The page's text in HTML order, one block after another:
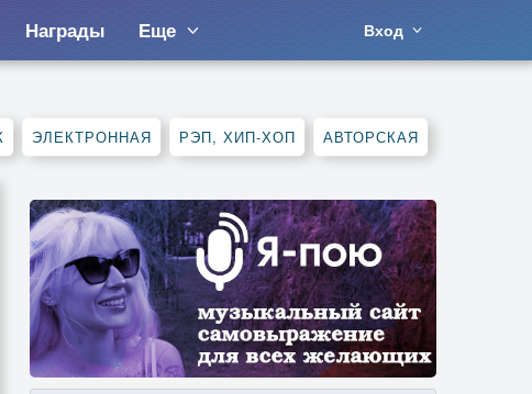
Награды Еще Вход
ЭЛЕКТРОННАЯ РЭП, ХИП-ХОП АВТОРСКАЯ